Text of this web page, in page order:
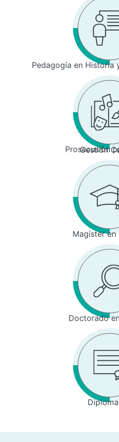
Pedagogía en Historia
Prosecusión
Gestión
Magíster en
Doctorado